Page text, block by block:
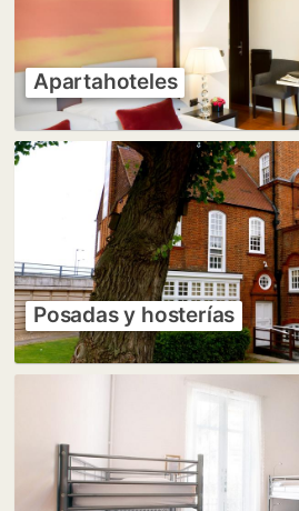
Apartahoteles
Posadas y hosterías